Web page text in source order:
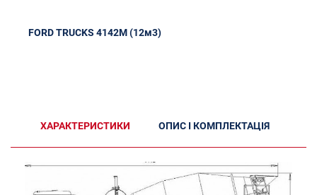
FORD TRUCKS 4142М (12м3)
ХАРАКТЕРИСТИКИ ОПИС І КОМПЛЕКТАЦІЯ